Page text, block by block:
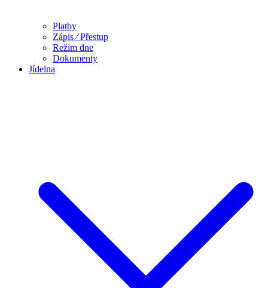
Platby
Zápis ⁄ Přestup
Režim dne
Dokumenty
Jídelna